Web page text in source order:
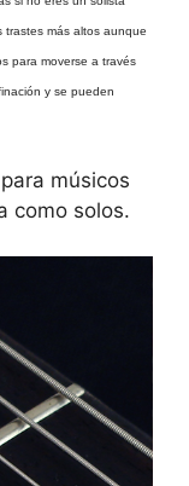
trastes más altos aunque
para moverse a través
y se pueden
músicos
como solos.